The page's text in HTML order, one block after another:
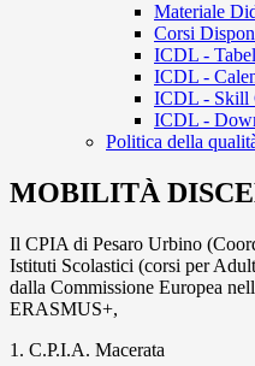
Materiale
Corsi
ICDL -
ICDL -
ICDL - Skill
ICDL -
Politica della
MOBILITÀ
Il CPIA di Pesaro Urbino
Istituti Scolastici (corsi per
dalla Commissione Europea
ERASMUS+,
1. C.P.I.A. Macerata